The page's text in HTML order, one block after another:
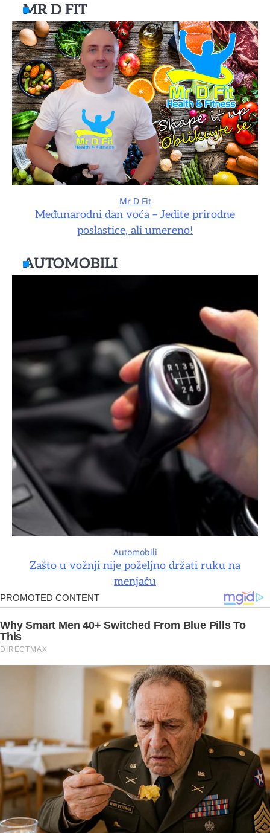
MR D FIT
Mr D Fit
Međunarodni dan voća – Jedite prirodne
poslastice, ali umereno!
AUTOMOBILI
Automobili
Zašto u vožnji nije poželjno držati ruku na
menjaču